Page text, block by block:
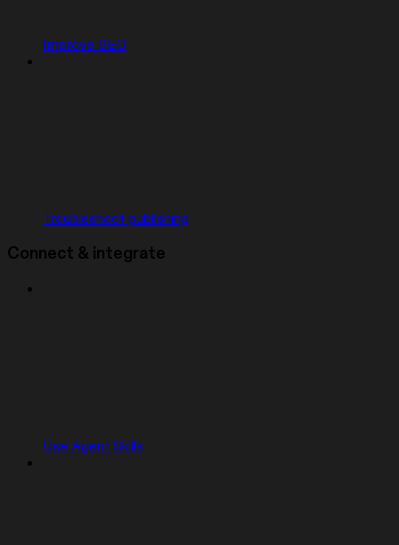
Improve SEO
Troubleshoot publishing
Connect & integrate
Use Agent Skills